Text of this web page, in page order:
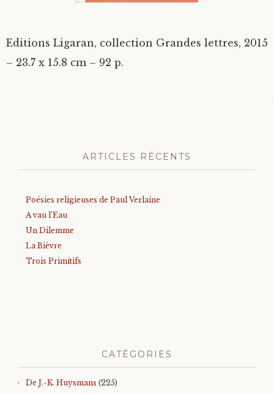
Editions Ligaran, collection Grandes lettres, 2015
– 23.7 x 15.8 cm – 92 p.
ARTICLES RÉCENTS
Poésies religieuses de Paul Verlaine
A vau l’Eau
Un Dilemme
La Bièvre
Trois Primitifs
CATÉGORIES
De J.-K. Huysmans (225)